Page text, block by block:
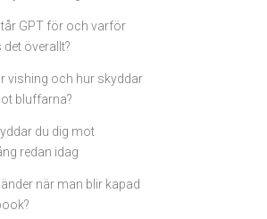
GPT för och varför
överallt?
vishing och hur skyddar
bluffarna?
du dig mot
redan idag
när man blir kapad